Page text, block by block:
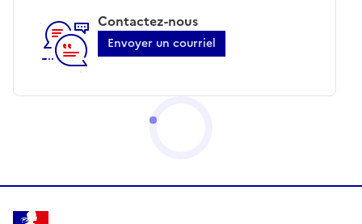
Contactez-nous
Envoyer un courriel